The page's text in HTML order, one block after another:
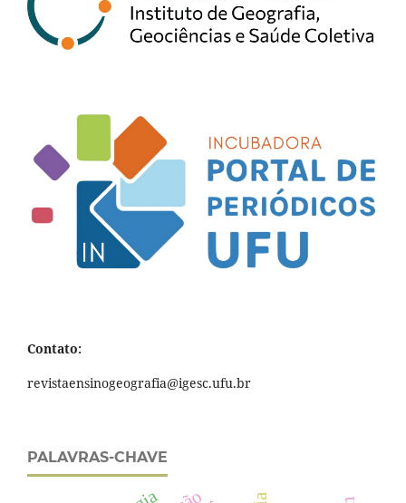
Contato:
revistaensinogeografia@igesc.ufu.br
PALAVRAS-CHAVE